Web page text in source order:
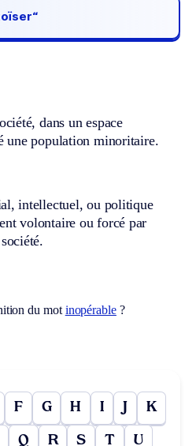
dans un espace
une population minoritaire.
intellectuel, ou politique
volontaire ou forcé par
du mot inopérable?
F G H I J K
Q R S T U